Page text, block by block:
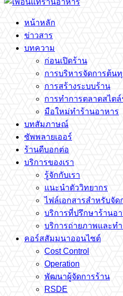
หน้าหลัก
ข่าวสาร
บทความ
ก่อนเปิดร้าน
การบริหารจัดการต้น
การสร้างระบบร้าน
การทำการตลาดสไต
มือใหม่ทำร้านอาหาร
บทสัมภาษณ์
ซัพพลายเออร์
ร้านดีบอกต่อ
บริการของเรา
รู้จักกับเรา
แนะนำตัววิทยากร
ไฟล์เอกสารสำหรับจัด
บริการที่ปรึกษาร้านอา
บริการถ่ายภาพและทำ
คอร์สสัมมนาออนไซต์
Cost Control
Operation
พัฒนาผู้จัดการร้าน
RSDE